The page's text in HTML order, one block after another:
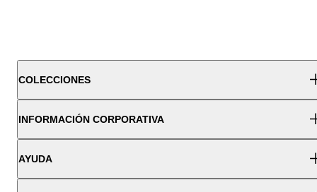
COLECCIONES
INFORMACIÓN CORPORATIVA
AYUDA